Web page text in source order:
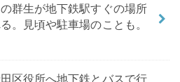
群生が地下鉄駅すぐの場所
。見頃や駐車場のことも。
区役所へ地下鉄とバスで行